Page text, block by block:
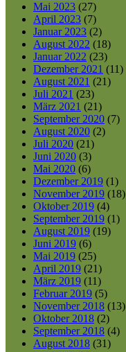
Mai 2023 (27)
April 2023 (7)
Januar 2023 (2)
August 2022 (18)
Januar 2022 (23)
Dezember 2021 (11)
August 2021 (21)
Juli 2021 (23)
März 2021 (21)
September 2020 (7)
August 2020 (2)
Juli 2020 (21)
Juni 2020 (3)
Mai 2020 (6)
Dezember 2019 (1)
November 2019 (18)
Oktober 2019 (4)
September 2019 (1)
August 2019 (19)
Juni 2019 (6)
Mai 2019 (25)
April 2019 (21)
März 2019 (11)
Februar 2019 (5)
November 2018 (13)
Oktober 2018 (2)
September 2018 (4)
August 2018 (31)